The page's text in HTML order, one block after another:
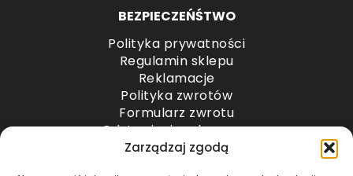
Zarządzaj zgodą
BEZPIECZEŃŚTWO
Polityka prywatności
Regulamin sklepu
Reklamacje
Polityka zwrotów
Formularz zwrotu
Odstąpienie od umowy
Odstąpienie od umowy – przesyłki paletowe